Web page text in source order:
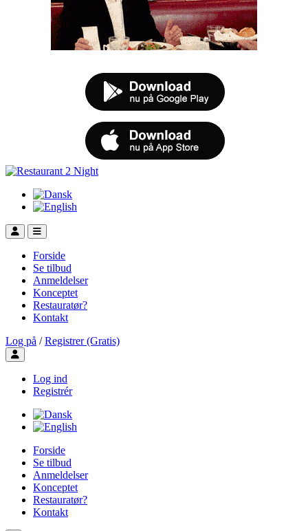
Forside
Se tilbud
Anmeldelser
Konceptet
Restauratør?
Kontakt
Log på / Registrer (Gratis)
Toggle user menu
Log ind
Registrér
Forside
Se tilbud
Anmeldelser
Konceptet
Restauratør?
Kontakt